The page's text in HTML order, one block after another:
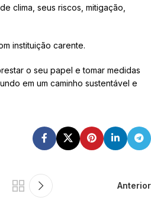
clima, seus riscos, mitigação,
instituição carente.
o seu papel e tomar medidas
em um caminho sustentável e
Anterior